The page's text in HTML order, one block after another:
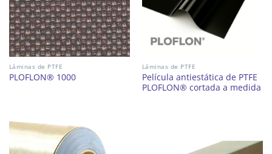
Láminas de PTFE
PLOFLON® 1000
Láminas de PTFE
Película antiestática de PTFE
PLOFLON® cortada a medida